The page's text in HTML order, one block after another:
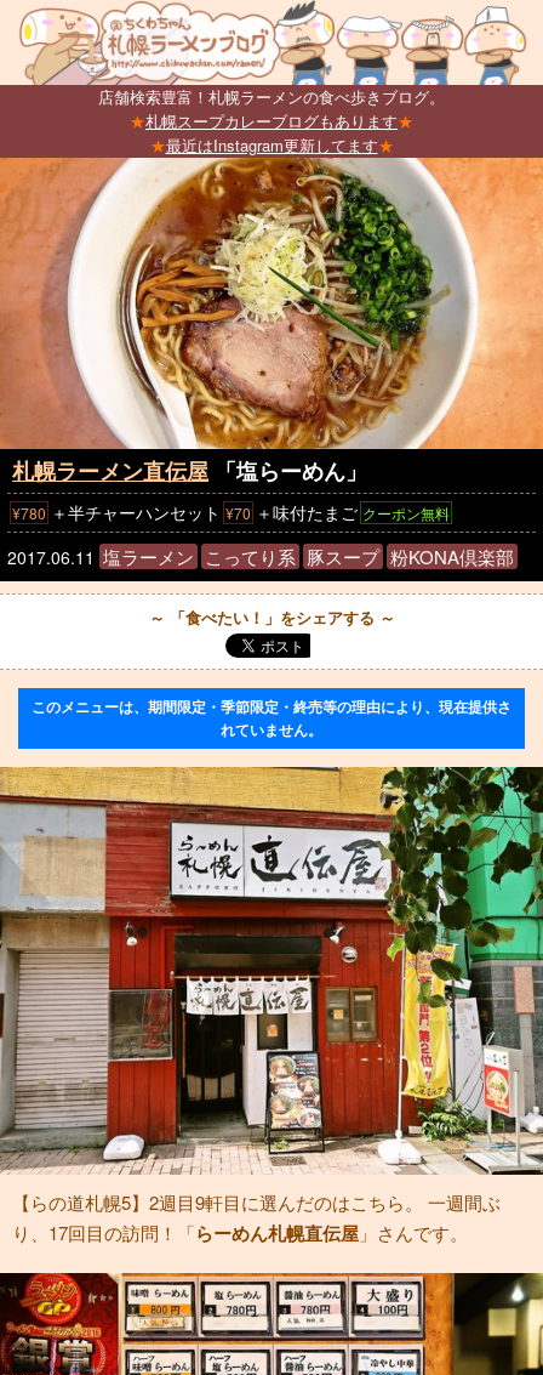
店舗検索豊富！札幌ラーメンの食べ歩きブログ。
★札幌スープカレーブログもあります★
★最近はInstagram更新してます★
札幌ラーメン直伝屋 「塩らーめん」
¥780 ＋半チャーハンセット ¥70 ＋味付たまご クーポン無料
2017.06.11 塩ラーメン こってり系 豚スープ 粉KONA倶楽部
～ 「食べたい！」をシェアする ～
このメニューは、期間限定・季節限定・終売等の理由により、現在提供さ
れていません。
【らの道札幌5】2週目9軒目に選んだのはこちら。 一週間ぶ
り、17回目の訪問！「らーめん札幌直伝屋 」さんです。